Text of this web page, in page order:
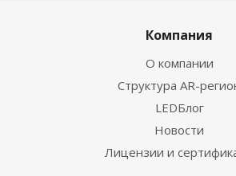
Компания
О компании
Структура AR-
LEDБлог
Новости
Лицензии и